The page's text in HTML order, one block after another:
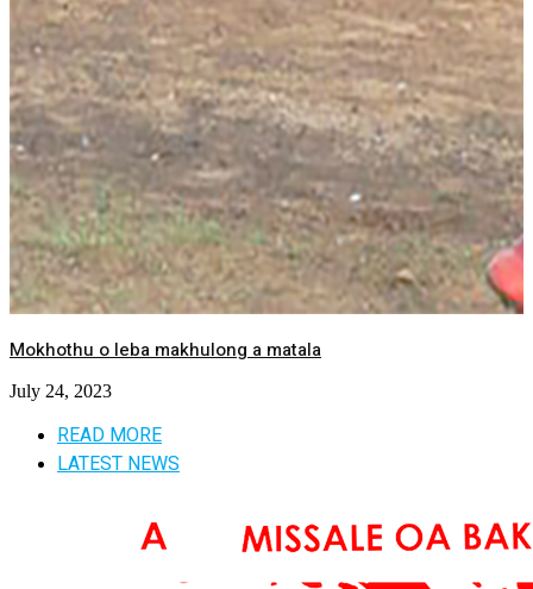
Mokhothu o leba makhulong a matala
July 24, 2023
READ MORE
LATEST NEWS